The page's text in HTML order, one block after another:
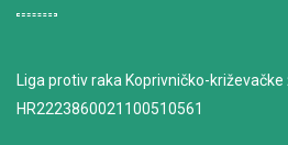
Liga protiv raka Koprivničko-križevačke
HR2223860021100510561